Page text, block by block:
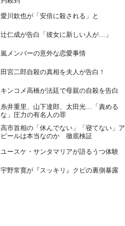
12
愛川欽也が「安倍に殺される」と
13
辻仁成が告白「彼女に新しい人が…」
14
嵐メンバーの意外な恋愛事情
15
田宮二郎自殺の真相を夫人が告白！
16
キンコメ高橋が法廷で母親の自殺を告白
17
糸井重里、山下達郎、太田光…「責める
な」圧力の有名人の罪
18
高市首相の「休んでない」「寝てない」ア
ピールは本当なのか 徹底検証
19
ユースケ・サンタマリアが語るうつ体験
20
宇野常寛が『スッキリ』クビの裏側暴露